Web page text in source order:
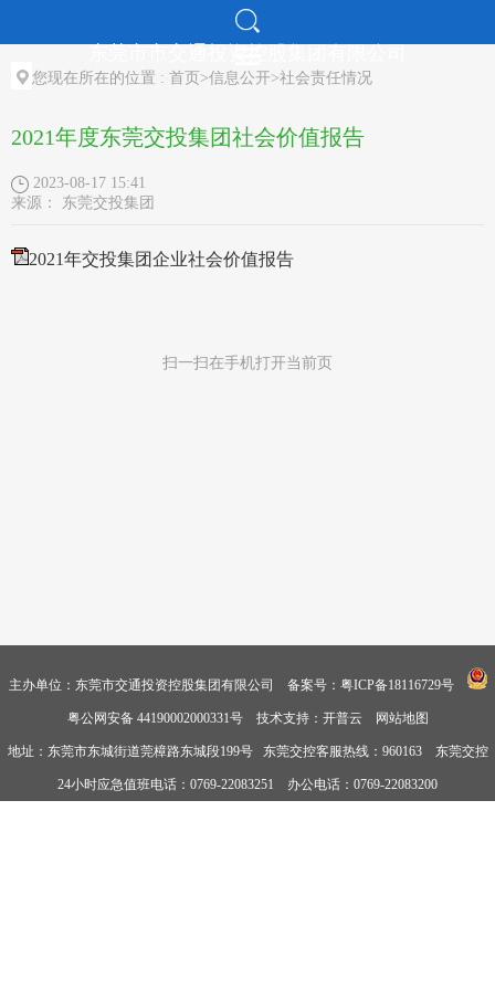
招标采购
人才招聘
您现在所在的位置 : 首页 >信息公开>社会责任情况
2021年度东莞交投集团社会价值报告
2023-08-17 15:41
来源： 东莞交投集团
2021年交投集团企业社会价值报告
扫一扫在手机打开当前页
主办单位：东莞市交通投资控股集团有限公司 备案号：粤ICP备18116729号
粤公网安备 44190002000331号技术支持：开普云 网站地图
地址：东莞市东城街道莞樟路东城段199号 东莞交控客服热线：960163 东莞交控
24小时应急值班电话：0769-22083251 办公电话：0769-22083200